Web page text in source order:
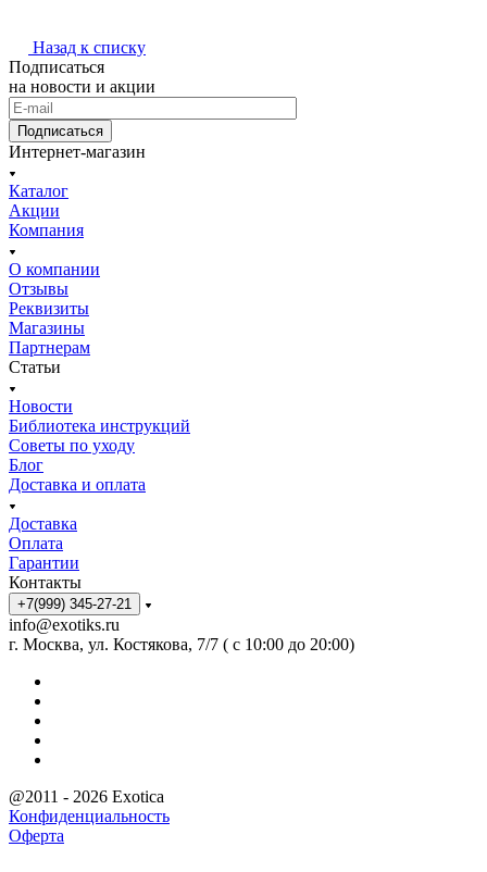
Назад к списку
Подписаться
на новости и акции
Подписаться
Интернет-магазин
Каталог
Акции
Компания
О компании
Отзывы
Реквизиты
Магазины
Партнерам
Статьи
Новости
Библиотека инструкций
Советы по уходу
Блог
Доставка и оплата
Доставка
Оплата
Гарантии
Контакты
+7(999) 345-27-21
info@exotiks.ru
г. Москва, ул. Костякова, 7/7 ( с 10:00 до 20:00)
@2011 - 2026 Exotica
Конфиденциальность
Оферта